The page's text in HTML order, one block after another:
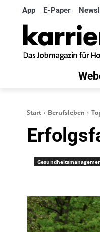
App E-Paper
Start Berufsleben